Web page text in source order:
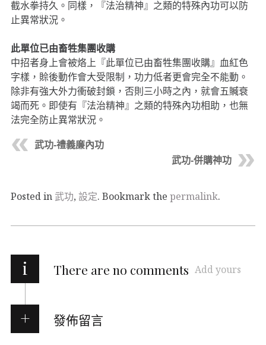
截水拳持久。同樣，『法治精神』之類的特殊內功可以防
止異常狀況。
此單位已由畜牲集團收購
中招者身上會被烙上『此單位已由畜牲集團收購』血紅色
字樣，賒後動作會大受限制，功力低者更會完全不能動。
除非有強大外力衝破封鎖，否則三小時之內，就會五贓衰
竭而死。即使有『法治精神』之類的特殊內功相助，也無
法完全防止異常狀況。
武功-禮義廉內功
武功-併購神功
Posted in 武功, 設定. Bookmark the permalink.
i There are no comments Add yours
發佈留言